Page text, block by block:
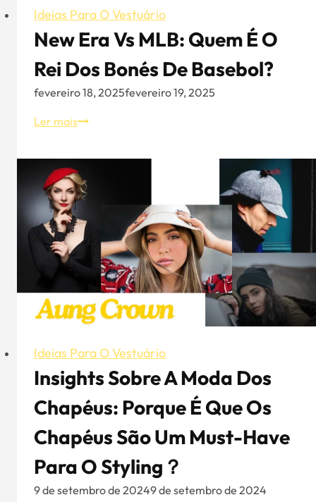
Ideias Para O Vestuário
New Era Vs MLB: Quem É O
Rei Dos Bonés De Basebol?
fevereiro 18, 2025fevereiro 19, 2025
Ler maisNew
vs
MLB:
Quem
o
rei
dos
bonés
de
basebol?
Ideias Para O Vestuário
Insights Sobre A Moda Dos
Chapéus: Porque É Que Os
Chapéus São Um Must-Have
Para O Styling？
9 de setembro de 20249 de setembro de 2024